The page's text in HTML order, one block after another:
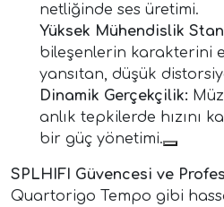
netliğinde ses üretimi.
Yüksek Mühendislik
bileşenlerin karakterini
yansıtan, düşük
Dinamik Gerçekçilik:
anlık tepkilerde hızını
bir güç yönetimi.
SPLHIFI Güvencesi ve
Quartorigo Tempo gibi